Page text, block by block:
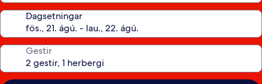
Dagsetningar
Gestir